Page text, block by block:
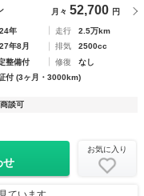
月々 52,700 円
年 走行
2.5万km
年8月 排気
2500cc
整備付 修復
なし
付 (3ヶ月・3000km)
談可
せ
お気に入り